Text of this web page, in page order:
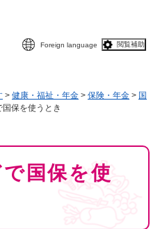
Foreign language 閲覧補助
> 健康・福祉・年金 > 保険・年金 > 国
保を使うとき
国保を使